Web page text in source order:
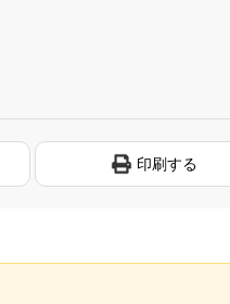
印刷する